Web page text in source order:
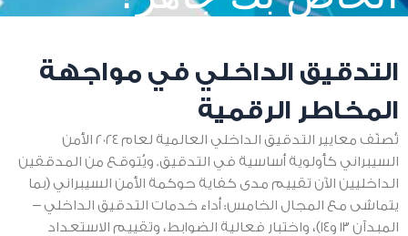
التدقيق الداخلي في مواجهة
المخاطر الرقمية
تُصنّف معايير التدقيق الداخلي العالمية لعام ٢٠٢٤ الأمن
السيبراني كأولوية أساسية في التدقيق. ويُتوقع من المدققين
الداخليين الآن تقييم مدى كفاية حوكمة الأمن السيبراني (بما
يتماشى مع المجال الخامس: أداء خدمات التدقيق الداخلي –
المبدآن ١٣ و١٤)، واختبار فعالية الضوابط، وتقييم الاستعداد